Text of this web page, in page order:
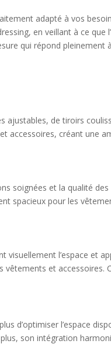
adapté à vos
en veillant à ce que
qui répond pleinement
de tiroirs
accessoires, créant une
soignées et la qualité
spacieux pour les
visuellement l’espace et
et accessoires.
d’optimiser l’espace
son intégration